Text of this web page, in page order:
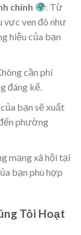
chính
: Từ
vực ven đô như
hiệu của bạn
cần phí
đáng kể.
bạn sẽ xuất
phường
mạng xã hội tại
bạn phù hợp
Tôi Hoạt